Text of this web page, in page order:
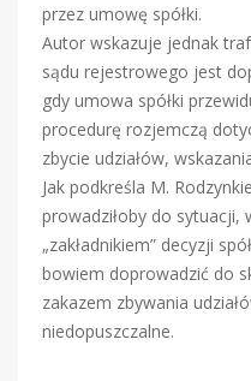
przez umowę spółki.
Autor wskazuje jednak
sądu rejestrowego jest
gdy umowa spółki
procedurę rozjemczą
zbycie udziałów,
Jak podkreśla M.
prowadziłoby do sytuacji,
„zakładnikiem” decyzji
bowiem doprowadzić do
zakazem zbywania
niedopuszczalne.